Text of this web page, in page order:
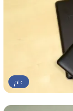
عام